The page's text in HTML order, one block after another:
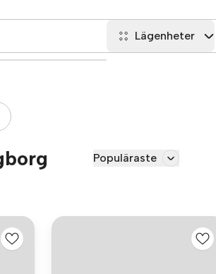
Lägenheter
Populäraste